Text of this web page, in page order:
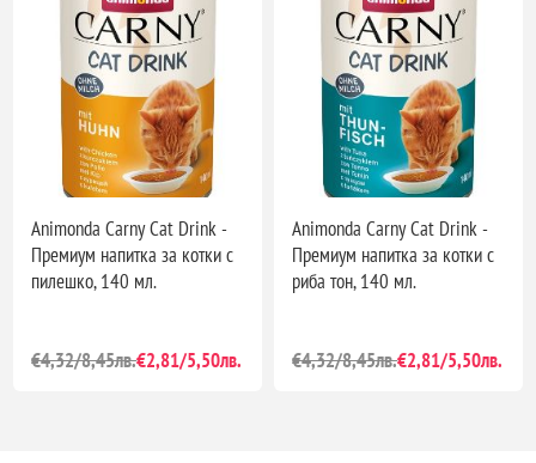
Animonda Carny Cat Drink -
Премиум напитка за котки с
пилешко, 140 мл.
€4,32/8,45лв.€2,81/5,50лв.
Animonda Carny Cat Drink -
Премиум напитка за котки с
риба тон, 140 мл.
€4,32/8,45лв.€2,81/5,50лв.